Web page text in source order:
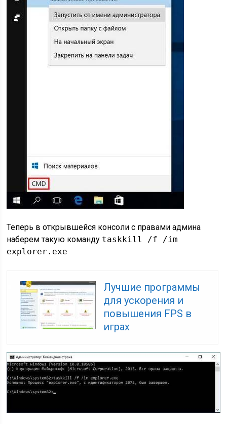
Теперь в открывшейся консоли с правами админа
наберем такую команду taskkill /f /im
explorer.exe
Лучшие программы
для ускорения и
повышения FPS в
играх